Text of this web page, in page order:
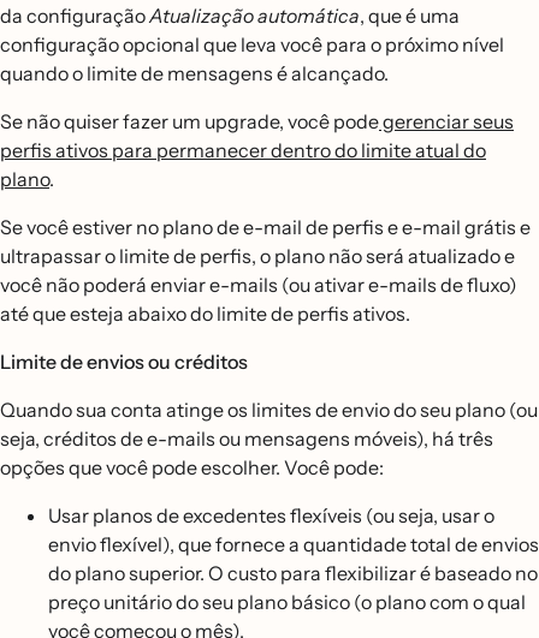
da configuraçãoAtualização automática, que é uma
configuração opcional que leva você para o próximo nível
quando o limite de mensagens é alcançado.
Se não quiser fazer um upgrade, você podegerenciar seus
perfis ativos para permanecer dentro do limite atual do
plano.
Se você estiver no plano de e-mail de perfis e e-mail grátis e
ultrapassar o limite de perfis, o plano não será atualizado e
você não poderá enviar e-mails (ou ativar e-mails de fluxo)
até que esteja abaixo do limite de perfis ativos.
Limite de envios ou créditos
Quando sua conta atinge os limites de envio do seu plano (ou
seja, créditos de e-mails ou mensagens móveis), há três
opções que você pode escolher. Você pode:
Usar planos de excedentes flexíveis (ou seja, usar o
envio flexível), que fornece a quantidade total de envios
do plano superior. O custo para flexibilizar é baseado no
preço unitário do seu plano básico (o plano com o qual
você começou o mês).